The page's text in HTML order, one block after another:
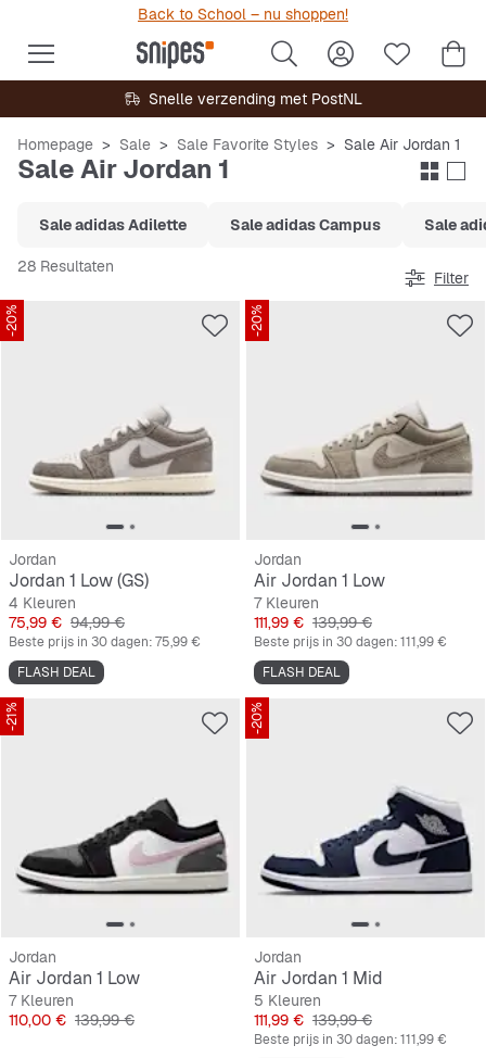
Back to School – nu shoppen!
Snelle verzending met PostNL
Homepage Sale Sale Favorite Styles Sale Air Jordan 1
Sale Air Jordan 1
Sale adidas Adilette Sale adidas Campus Sale
28 Resultaten
Filter
-20%
Jordan
Jordan 1 Low (GS)
4 Kleuren
Prijs
75,99 € Originele Prijs
94,99 €
Beste prijs in 30 dagen:75,99 €
FLASH DEAL
-20%
Jordan
Air Jordan 1 Low
7 Kleuren
Prijs
111,99 € Originele Prijs
139,99 €
Beste prijs in 30 dagen:111,99 €
FLASH DEAL
-21%
Jordan
Air Jordan 1 Low
7 Kleuren
Prijs
110,00 € Originele Prijs
139,99 €
-20%
Jordan
Air Jordan 1 Mid
5 Kleuren
Prijs
111,99 € Originele Prijs
139,99 €
Beste prijs in 30 dagen:111,99 €